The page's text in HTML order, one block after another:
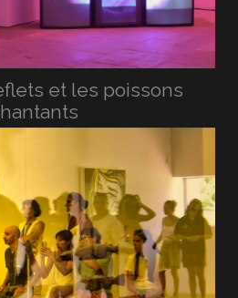
et les poissons